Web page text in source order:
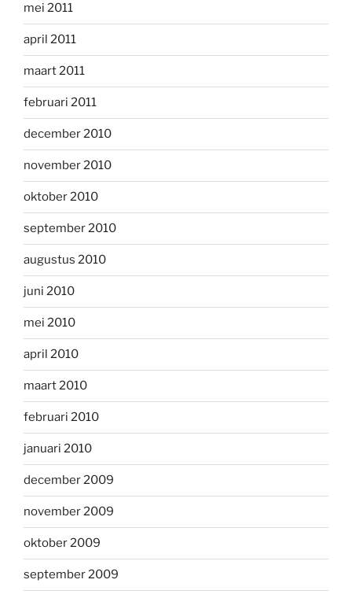
mei 2011
april 2011
maart 2011
februari 2011
december 2010
november 2010
oktober 2010
september 2010
augustus 2010
juni 2010
mei 2010
april 2010
maart 2010
februari 2010
januari 2010
december 2009
november 2009
oktober 2009
september 2009